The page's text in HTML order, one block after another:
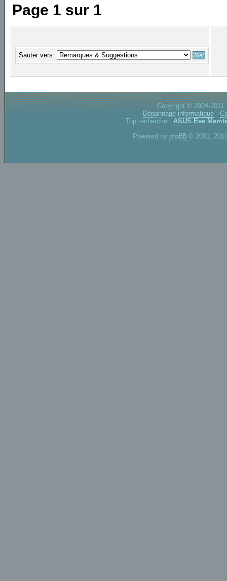
Page 1 sur 1
Sauter vers:
Copyright © 2004-
Dépannage informatique -
Top recherche : ASUS Eee
Powered by phpBB © 2001,